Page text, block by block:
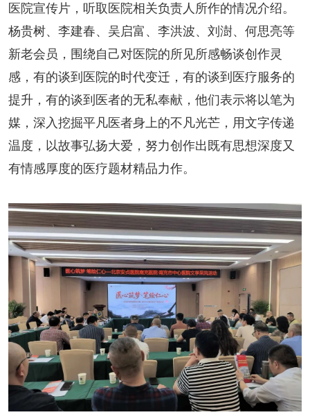
医院宣传片，听取医院相关负责人所作的情况介绍。
杨贵树、李建春、吴启富、李洪波、刘澍、何思亮等
新老会员，围绕自己对医院的所见所感畅谈创作灵
感，有的谈到医院的时代变迁，有的谈到医疗服务的
提升，有的谈到医者的无私奉献，他们表示将以笔为
媒，深入挖掘平凡医者身上的不凡光芒，用文字传递
温度，以故事弘扬大爱，努力创作出既有思想深度又
有情感厚度的医疗题材精品力作。